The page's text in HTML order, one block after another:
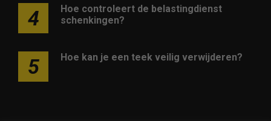
4
Hoe controleert de belastingdienst
schenkingen?
5 Hoe kan je een teek veilig verwijderen?